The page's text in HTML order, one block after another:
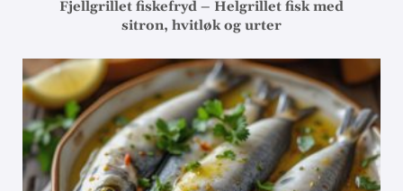
Fjellgrillet fiskefryd – Helgrillet fisk med
sitron, hvitløk og urter